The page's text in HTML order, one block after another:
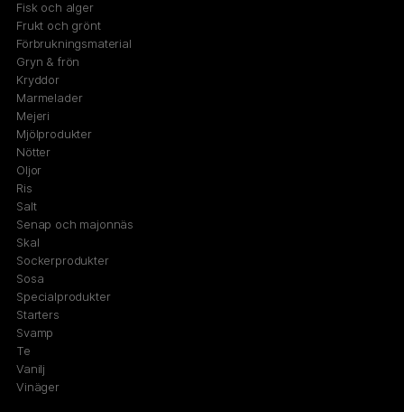
Fisk och alger
Frukt och grönt
Förbrukningsmaterial
Gryn & frön
Kryddor
Marmelader
Mejeri
Mjölprodukter
Nötter
Oljor
Ris
Salt
Senap och majonnäs
Skal
Sockerprodukter
Sosa
Specialprodukter
Starters
Svamp
Te
Vanilj
Vinäger